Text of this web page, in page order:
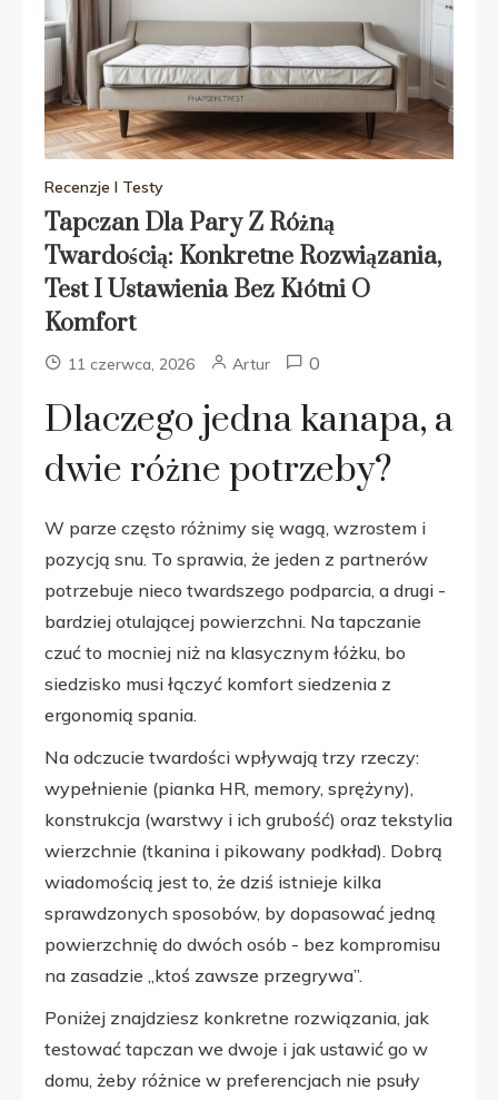
Recenzje I Testy
Tapczan Dla Pary Z Różną
Twardością: Konkretne Rozwiązania,
Test I Ustawienia Bez Kłótni O
Komfort
11 czerwca, 2026 Artur 0
Dlaczego jedna kanapa, a
dwie różne potrzeby?
W parze często różnimy się wagą, wzrostem i
pozycją snu. To sprawia, że jeden z partnerów
potrzebuje nieco twardszego podparcia, a drugi -
bardziej otulającej powierzchni. Na tapczanie
czuć to mocniej niż na klasycznym łóżku, bo
siedzisko musi łączyć komfort siedzenia z
ergonomią spania.
Na odczucie twardości wpływają trzy rzeczy:
wypełnienie (pianka HR, memory, sprężyny),
konstrukcja (warstwy i ich grubość) oraz tekstylia
wierzchnie (tkanina i pikowany podkład). Dobrą
wiadomością jest to, że dziś istnieje kilka
sprawdzonych sposobów, by dopasować jedną
powierzchnię do dwóch osób - bez kompromisu
na zasadzie „ktoś zawsze przegrywa”.
Poniżej znajdziesz konkretne rozwiązania, jak
testować tapczan we dwoje i jak ustawić go w
domu, żeby różnice w preferencjach nie psuły